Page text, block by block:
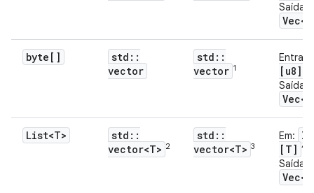
Saída:
byte[] std ::
vector
std ::
vector 1 [u8]
Saída:
List<T> std ::
vector<T> 2
std ::
vector<T> 3
Em:
[T] 4
Saída: